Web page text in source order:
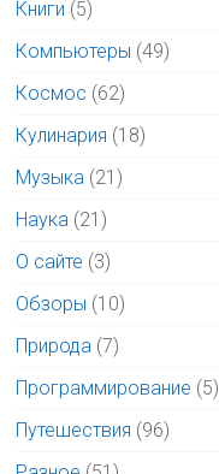
Книги (5)
Компьютеры (49)
Космос (62)
Кулинария (18)
Музыка (21)
Наука (21)
О сайте (3)
Обзоры (10)
Природа (7)
Программирование (5)
Путешествия (96)